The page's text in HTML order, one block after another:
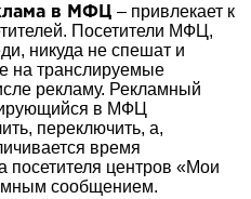
в МФЦ – привлекает к
Посетители МФЦ,
никуда не спешат и
на транслируемые
рекламу. Рекламный
в МФЦ
переключить, а,
время
посетителя центров «Мои
сообщением.